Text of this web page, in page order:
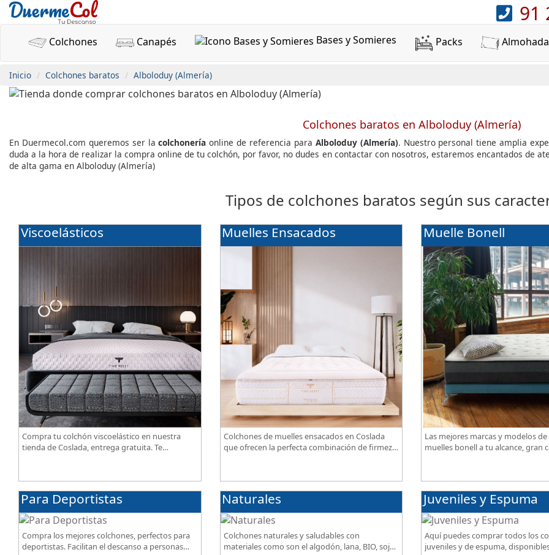
91
Colchones Canapés Bases y Somieres Packs
Inicio Colchones baratos Alboloduy (Almería)
Colchones baratos en Alboloduy (Almería)
En Duermecol.com queremos ser lacolchonería online de referencia para Alboloduy (Almería). Nuestro personal tiene amplia
duda a la hora de realizar la compra online de tu colchón, por favor, no dudes en contactar con nosotros, estaremos encantados de
de alta gama en Alboloduy (Almería)
Tipos de colchones baratos según sus
Viscoelásticos
Compra tu colchón viscoelástico en nuestra
tienda de Coslada, entrega gratuita. Te
Muelles Ensacados
Colchones de muelles ensacados en Coslada
que ofrecen la perfecta combinación de firmeza,
Muelle Bonell
Las mejores marcas y modelos
muelles bonell a tu alcance, gran
Para Deportistas
Compra los mejores colchones, perfectos para
deportistas. Facilitan el descanso a personas
Naturales
Colchones naturales y saludables con
materiales como son el algodón, lana, BIO, soja,
Juveniles y Espuma
Aquí puedes comprar todos los
juveniles y de espuma,